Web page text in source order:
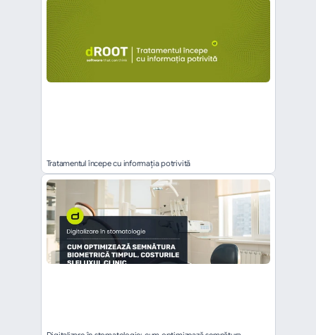
Tratamentul începe cu informația potrivită